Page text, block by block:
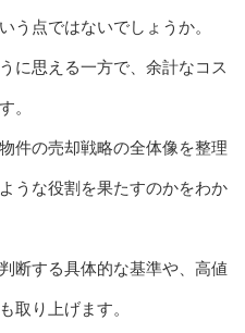
う点ではないでしょうか。
に思える一方で、余計なコス
。
件の売却戦略の全体像を整理
うな役割を果たすのかをわか
断する具体的な基準や、高値
取り上げます。